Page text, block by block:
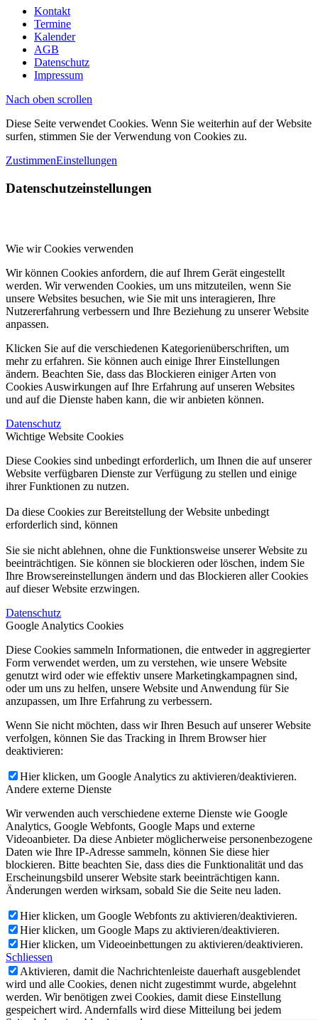
Kontakt
Termine
Kalender
AGB
Datenschutz
Impressum
Nach oben scrollen
Diese Seite verwendet Cookies. Wenn Sie weiterhin auf der Website
surfen, stimmen Sie der Verwendung von Cookies zu.
ZustimmenEinstellungen
Datenschutzeinstellungen
Wie wir Cookies verwenden
Wir können Cookies anfordern, die auf Ihrem Gerät eingestellt
werden. Wir verwenden Cookies, um uns mitzuteilen, wenn Sie
unsere Websites besuchen, wie Sie mit uns interagieren, Ihre
Nutzererfahrung verbessern und Ihre Beziehung zu unserer Website
anpassen.
Klicken Sie auf die verschiedenen Kategorienüberschriften, um
mehr zu erfahren. Sie können auch einige Ihrer Einstellungen
ändern. Beachten Sie, dass das Blockieren einiger Arten von
Cookies Auswirkungen auf Ihre Erfahrung auf unseren Websites
und auf die Dienste haben kann, die wir anbieten können.
Datenschutz
Wichtige Website Cookies
Diese Cookies sind unbedingt erforderlich, um Ihnen die auf unserer
Website verfügbaren Dienste zur Verfügung zu stellen und einige
ihrer Funktionen zu nutzen.
Da diese Cookies zur Bereitstellung der Website unbedingt
erforderlich sind, können
Sie sie nicht ablehnen, ohne die Funktionsweise unserer Website zu
beeinträchtigen. Sie können sie blockieren oder löschen, indem Sie
Ihre Browsereinstellungen ändern und das Blockieren aller Cookies
auf dieser Website erzwingen.
Datenschutz
Google Analytics Cookies
Diese Cookies sammeln Informationen, die entweder in aggregierter
Form verwendet werden, um zu verstehen, wie unsere Website
genutzt wird oder wie effektiv unsere Marketingkampagnen sind,
oder um uns zu helfen, unsere Website und Anwendung für Sie
anzupassen, um Ihre Erfahrung zu verbessern.
Wenn Sie nicht möchten, dass wir Ihren Besuch auf unserer Website
verfolgen, können Sie das Tracking in Ihrem Browser hier
deaktivieren:
Hier klicken, um Google Analytics zu aktivieren/deaktivieren.
Andere externe Dienste
Wir verwenden auch verschiedene externe Dienste wie Google
Analytics, Google Webfonts, Google Maps und externe
Videoanbieter. Da diese Anbieter möglicherweise personenbezogene
Daten wie Ihre IP-Adresse sammeln, können Sie diese hier
blockieren. Bitte beachten Sie, dass dies die Funktionalität und das
Erscheinungsbild unserer Website stark beeinträchtigen kann.
Änderungen werden wirksam, sobald Sie die Seite neu laden.
Hier klicken, um Google Webfonts zu aktivieren/deaktivieren.
Hier klicken, um Google Maps zu aktivieren/deaktivieren.
Hier klicken, um Videoeinbettungen zu aktivieren/deaktivieren.
Schliessen
Aktivieren, damit die Nachrichtenleiste dauerhaft ausgeblendet
wird und alle Cookies, denen nicht zugestimmt wurde, abgelehnt
werden. Wir benötigen zwei Cookies, damit diese Einstellung
gespeichert wird. Andernfalls wird diese Mitteilung bei jedem